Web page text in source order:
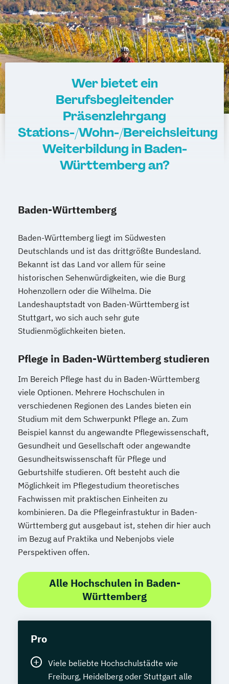
Wer bietet ein
Berufsbegleitender
Präsenzlehrgang
Stations-/Wohn-/Bereichsleitung
Weiterbildung in Baden-
Württemberg an?
Baden-Württemberg
Baden-Württemberg liegt im Südwesten
Deutschlands und ist das drittgrößte Bundesland.
Bekannt ist das Land vor allem für seine
historischen Sehenwürdigkeiten, wie die Burg
Hohenzollern oder die Wilhelma. Die
Landeshauptstadt von Baden-Württemberg ist
Stuttgart, wo sich auch sehr gute
Studienmöglichkeiten bieten.
Pflege in Baden-Württemberg studieren
Im Bereich Pflege hast du in Baden-Württemberg
viele Optionen. Mehrere Hochschulen in
verschiedenen Regionen des Landes bieten ein
Studium mit dem Schwerpunkt Pflege an. Zum
Beispiel kannst du angewandte Pflegewissenschaft,
Gesundheit und Gesellschaft oder angewandte
Gesundheitswissenschaft für Pflege und
Geburtshilfe studieren. Oft besteht auch die
Möglichkeit im Pflegestudium theoretisches
Fachwissen mit praktischen Einheiten zu
kombinieren. Da die Pflegeinfrastuktur in Baden-
Württemberg gut ausgebaut ist, stehen dir hier auch
im Bezug auf Praktika und Nebenjobs viele
Perspektiven offen.
Alle Hochschulen in Baden-
Württemberg
Pro
Viele beliebte Hochschulstädte wie
Freiburg, Heidelberg oder Stuttgart alle